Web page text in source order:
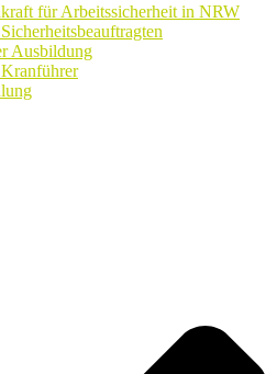
für Arbeitssicherheit in NRW
Ausbildung